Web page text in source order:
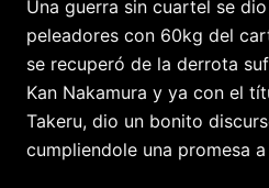
Una guerra sin cuartel se
peleadores con 60kg del
se recuperó de la derrota
Kan Nakamura y ya con el
Takeru, dio un bonito
cumpliendole una promesa